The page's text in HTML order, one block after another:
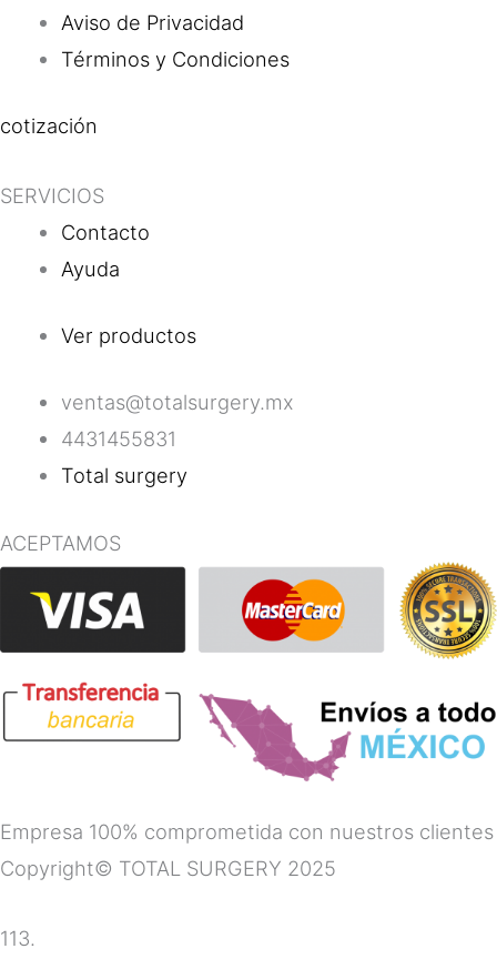
Aviso de Privacidad
Términos y Condiciones
cotización
SERVICIOS
Contacto
Ayuda
Ver productos
ventas@totalsurgery.mx
4431455831
Total surgery
ACEPTAMOS
Empresa 100% comprometida con nuestros clientes
Copyright© TOTAL SURGERY 2025
113.